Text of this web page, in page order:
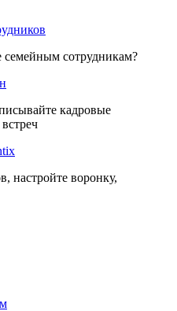
семейным сотрудникам?
кадровые
настройте воронку,